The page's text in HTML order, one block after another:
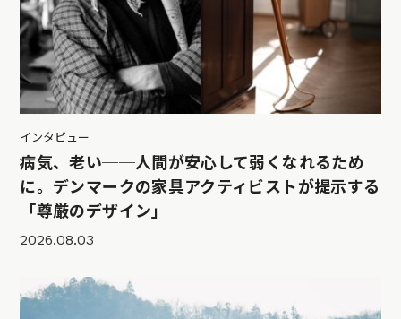
インタビュー
病気、老い──人間が安心して弱くなれるため
に。デンマークの家具アクティビストが提示する
「尊厳のデザイン」
2026.08.03